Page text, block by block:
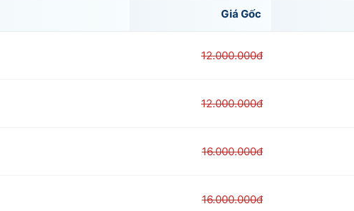
Giá Gốc
12.000.000đ
12.000.000đ
16.000.000đ
16.000.000đ